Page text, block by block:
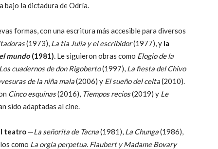
bajo la dictadura de Odría.
formas, con una escritura más accesible para diversos
(1973), La tía Julia y el escribidor(1977), y la
mundo(1981). Le siguieron obras como Elogio de la
cuadernos de don Rigoberto(1997), La fiesta del Chivo
de la niña mala(2006) y El sueño del celta(2010).
Cinco esquinas(2016), Tiempos recios(2019) y Le
sido adaptadas al cine.
teatro —La señorita de Tacna(1981), La Chunga(1986),
como La orgía perpetua. Flaubert y Madame Bovary